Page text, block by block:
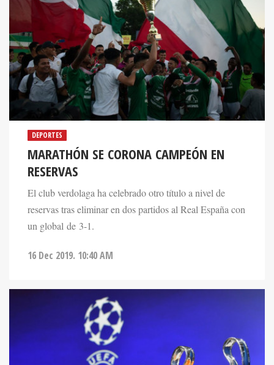
DEPORTES
MARATHÓN SE CORONA CAMPEÓN EN
RESERVAS
El club verdolaga ha celebrado otro título a nivel de
reservas tras eliminar en dos partidos al Real España con
un global de 3-1.
16 Dec 2019. 10:40 AM